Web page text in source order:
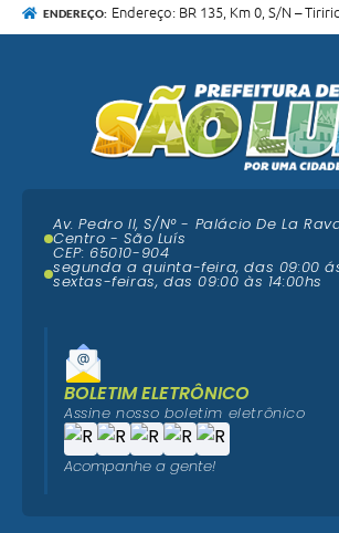
ENDEREÇO: Endereço: BR 135, Km 0, S/N –
Av. Pedro II, S/N° - Palácio De La
Centro - São Luís
CEP: 65010-904
segunda a quinta-feira, das 09:00
sextas-feiras, das 09:00 às 14:00hs
BOLETIM ELETRÔNICO
Assine nosso boletim eletrônico
Acompanhe a gente!